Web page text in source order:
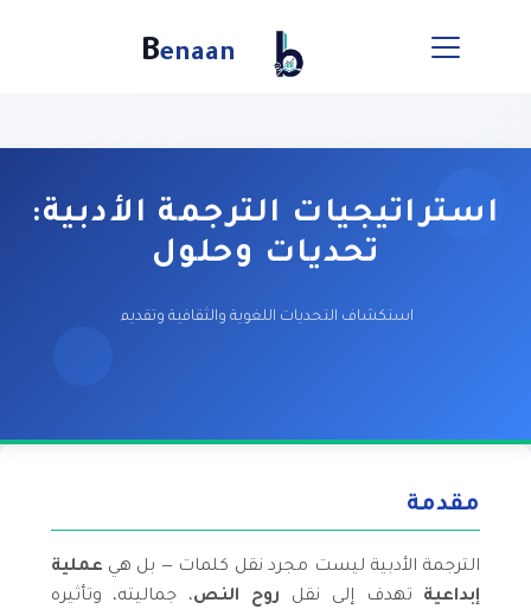
Benaan
استراتيجيات الترجمة الأدبية:
تحديات وحلول
استكشاف التحديات اللغوية والثقافية وتقديم حلول إبداعية
مقدمة
الترجمة الأدبية ليست مجرد نقل كلمات — بل هي عملية
إبداعية تهدف إلى نقل روح النص، جماليته، وتأثيره